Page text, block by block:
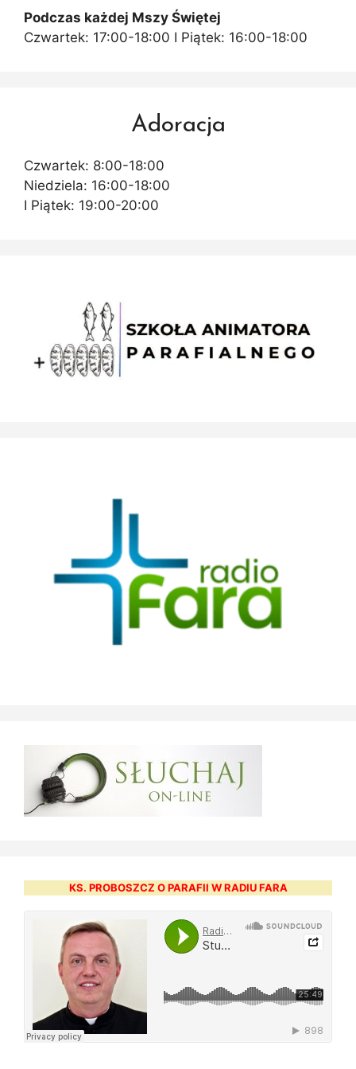
Podczas każdej Mszy Świętej
Czwartek: 17:00-18:00 I Piątek: 16:00-18:00
Adoracja
Czwartek: 8:00-18:00
Niedziela: 16:00-18:00
I Piątek: 19:00-20:00
KS. PROBOSZCZ O PARAFII W RADIU FARA